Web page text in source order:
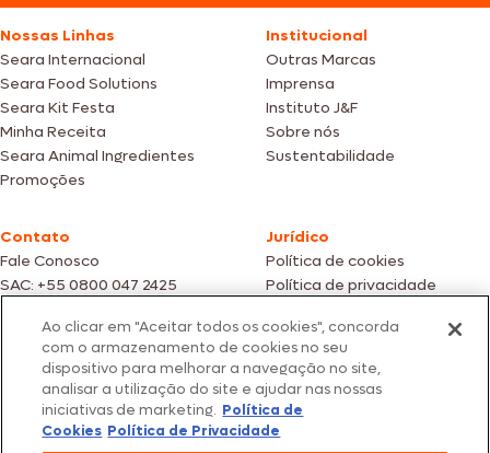
Nossas Linhas
Seara Internacional
Seara Food Solutions
Seara Kit Festa
Minha Receita
Seara Animal Ingredientes
Promoções
Institucional
Outras Marcas
Imprensa
Instituto J&F
Sobre nós
Sustentabilidade
Contato
Fale Conosco
SAC: +55 0800 047 2425
Jurídico
Política de cookies
Política de privacidade
Fotos meramente ilustrativas | Ofertas válidas enquanto durarem os
estoques dos nossos parceiros | Vendas sujeitas a análise e confirmação
de dados.
Os preços, promoções e condições de pagamento são válidos
exclusivamente para compras efetuadas em nossos parceiros.
Todos os produtos estão sujeitos a disponibilidade de estoque.
Ao clicar em "Aceitar todos os cookies", concorda
com o armazenamento de cookies no seu
dispositivo para melhorar a navegação no site,
analisar a utilização do site e ajudar nas nossas
iniciativas de marketing. Política de
Cookies Política de Privacidade